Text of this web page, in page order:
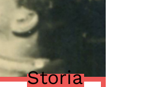
Storia